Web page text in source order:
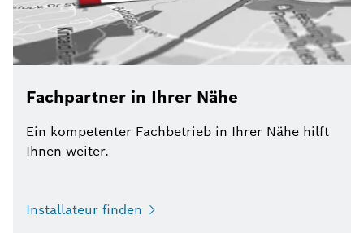
Fachpartner in Ihrer Nähe
Ein kompetenter Fachbetrieb in Ihrer Nähe hilft
Ihnen weiter.
Installateur finden